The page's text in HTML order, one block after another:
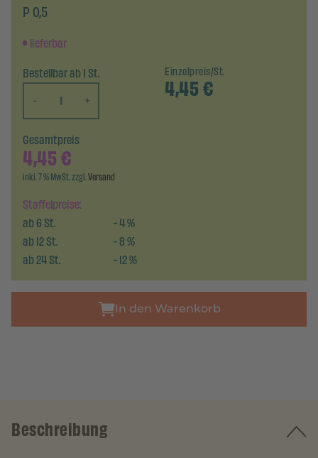
P 0,5
lieferbar
Bestellbar ab 1 St.
-
+
Einzelpreis/St.
4,45€
Staffelpreise:
ab6St. -4%
ab12St. -8%
ab24St. -12%
Gesamtpreis
4,45€
inkl. 7 % MwSt. zzgl.Versand
In den Warenkorb
Beschreibung